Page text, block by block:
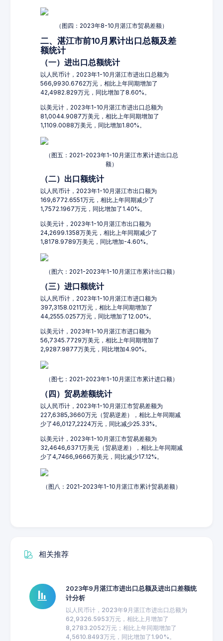
（图四：2023年8-10月湛江市贸易差额）
二、湛江市前10月累计出口总额及差
额统计
（一）进出口总额统计
以人民币计，2023年1-10月湛江市进出口总额为
566,9930.6762万元，相比上年同期增加了
42,4982.829万元，同比增加了8.60%。
以美元计，2023年1-10月湛江市进出口总额为
81,0044.9087万美元，相比上年同期增加了
1,1109.0088万美元，同比增加1.80%。
（图五：2021-2023年1-10月湛江市累计进出口总
额）
（二）出口额统计
以人民币计，2023年1-10月湛江市出口额为
169,6772.6551万元，相比上年同期减少了
1,7572.1967万元，同比增加了1.40%。
以美元计，2023年1-10月湛江市出口额为
24,2699.1358万美元，相比上年同期减少了
1,8178.9789万美元，同比增加-4.60%。
（图六：2021-2023年1-10月湛江市累计出口额）
（三）进口额统计
以人民币计，2023年1-10月湛江市进口额为
397,3158.0211万元，相比上年同期增加了
44,2555.0257万元，同比增加了12.00%。
以美元计，2023年1-10月湛江市进口额为
56,7345.7729万美元，相比上年同期增加了
2,9287.9877万美元，同比增加4.90%。
（图七：2021-2023年1-10月湛江市累计进口额）
（四）贸易差额统计
以人民币计，2023年1-10月湛江市贸易差额为
227,6385,3660万元（贸易逆差），相比上年同期减
少了46,0127,2224万元，同比减少25.33%。
以美元计，2023年1-10月湛江市贸易差额为
32,4646,6371万美元（贸易逆差），相比上年同期减
少了4,7466,9666万美元，同比减少17.12%。
（图八：2021-2023年1-10月湛江市累计贸易差额）
相关推荐
2023年9月湛江市进出口总额及进出口差额统
计分析
以人民币计，2023年9月湛江市进出口总额为
62,9326.5953万元，相比上月增加了
8,2783.2052万元；相比上年同期增加了
4,5610.8493万元，同比增加了1.90%。